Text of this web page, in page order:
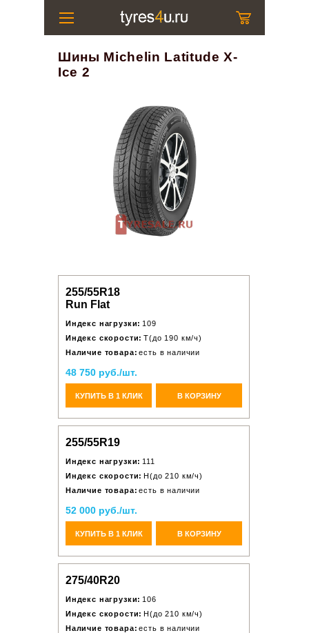
Шины Michelin Latitude X-
Ice 2
255/55R18
Run Flat
Индекс нагрузки: 109
Индекс скорости: T(до 190 км/ч)
Наличие товара: есть в наличии
48 750 руб./шт.
КУПИТЬ В 1 КЛИК В КОРЗИНУ
255/55R19
Индекс нагрузки: 111
Индекс скорости: H(до 210 км/ч)
Наличие товара: есть в наличии
52 000 руб./шт.
КУПИТЬ В 1 КЛИК В КОРЗИНУ
275/40R20
Индекс нагрузки: 106
Индекс скорости: H(до 210 км/ч)
Наличие товара: есть в наличии